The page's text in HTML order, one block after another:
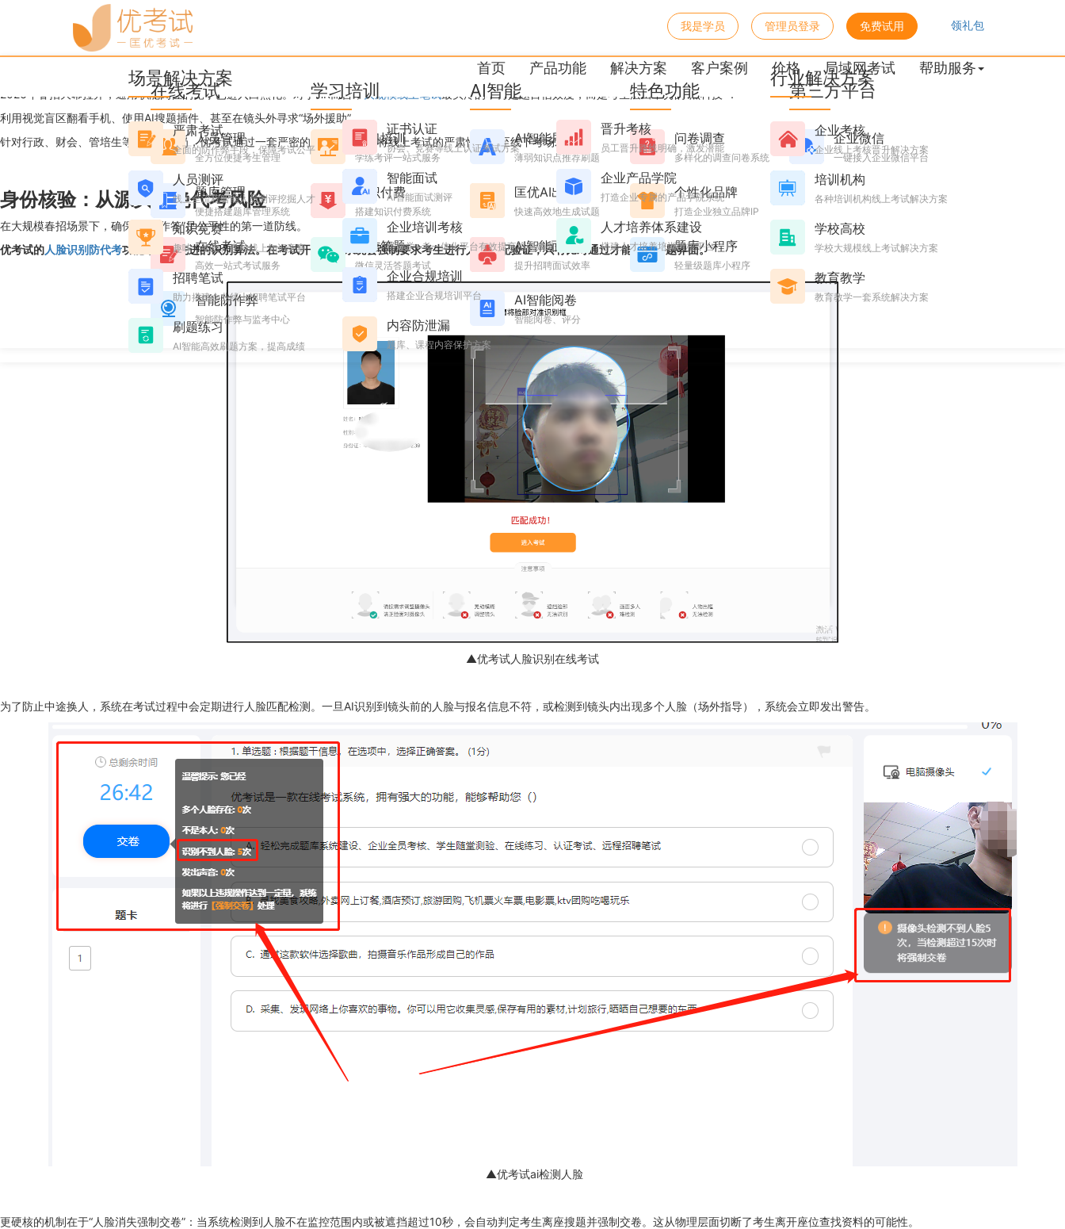
我是学员 管理员登录 免费试用 领礼包
首页
在线考试
人员管理
全方位便捷考生管理
题库管理
便捷搭建题库管理系统
在线考试
高效一站式考试服务
智能防作弊
智能防作弊与监考中心
学习培训
学习培训
学练考评一站式服务
知识付费
搭建知识付费系统
微信答题
微信灵活答题考试
AI智能
AI智能刷题
薄弱知识点推荐刷题
匡优AI出题
快速高效地生成试题
AI智能面试
提升招聘面试效率
AI智能阅卷
智能阅卷、评分
特色功能
问卷调查
多样化的调查问卷系统
个性化品牌
打造企业独立品牌IP
题库小程序
轻量级题库小程序
第三方平台
企业微信
一键接入企业微信平台
产品功能
场景解决方案
严肃考试
全面的防作弊手段，保障考试公平
人员测评
线上全流程智能人员测评挖掘人才
知识竞赛
趣味、党史、学校线上知识竞赛
招聘笔试
助力搭建企业线上招聘笔试平台
刷题练习
AI智能高效刷题方案，提高成绩
证书认证
协会、竞赛等线上认证考试方案
智能面试
AI智能面试测评
企业培训考核
搭建学+考一体化平台有效提高培训效果
企业合规培训
搭建企业合规培训平台
内容防泄漏
题库、课程内容保护方案
晋升考核
员工晋升路线明确，激发潜能
企业产品学院
打造企业专属的产品学院系统
人才培养体系建设
搭建人才培养培训考核平台
行业解决方案
企业考核
企业线上考核晋升解决方案
培训机构
各种培训机构线上考试解决方案
学校高校
学校大规模线上考试解决方案
教育教学
教育教学一套系统解决方案
解决方案 客户案例 价格 局域网考试 帮助服务
2026年春招在线笔试系统：如何用三路监考终结AI搜题作弊？
2026年3月04日 星期三 10:03 阅读 2657
2026年春招大幕拉开，通用职能岗位的竞争已进入白热化。对于HR而言，大规模线上笔试最头疼的不再是题目信效度，而是考生层出不穷的“黑科技”：
利用视觉盲区翻看手机、使用AI搜题插件、甚至在镜头外寻求“场外援助”。
针对行政、财会、管培生等通用职能岗，优考试通过一套严密的防作弊闭环，将线上考试的严肃性提升至线下考场水准。
身份核验：从源头杜绝代考风险
在大规模春招场景下，确保“本人作答”是公平性的第一道防线。
优考试的人脸识别防代考功能采用了先进的识别算法。在考试开始前，系统会强制要求考生进行人脸匹配验证，只有比对通过才能进入答题界面。
▲优考试人脸识别在线考试
为了防止中途换人，系统在考试过程中会定期进行人脸匹配检测。一旦AI识别到镜头前的人脸与报名信息不符，或检测到镜头内出现多个人脸（场外指导），系统会立即发出警告。
▲优考试ai检测人脸
更硬核的机制在于“人脸消失强制交卷”：当系统检测到人脸不在监控范围内或被遮挡超过10秒，会自动判定考生离座搜题并强制交卷。这从物理层面切断了考生离开座位查找资料的可能性。